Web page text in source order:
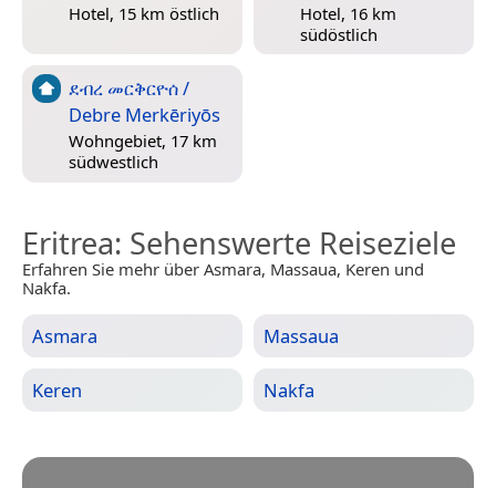
Hotel, 15 km östlich
Hotel, 16 km
südöstlich
ደብረ መርቅርዮሰ /
Debre Merkēriyōs
Wohngebiet, 17 km
südwestlich
Eritrea: Sehenswerte Reiseziele
Erfahren Sie mehr über Asmara, Massaua, Keren und
Nakfa.
Asmara Massaua
Keren Nakfa